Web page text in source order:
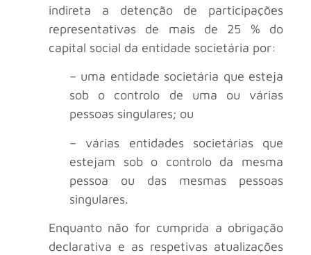
indireta a detenção de participações
representativas de mais de 25 % do
capital social da entidade societária por:
– uma entidade societária que esteja
sob o controlo de uma ou várias
pessoas singulares; ou
– várias entidades societárias que
estejam sob o controlo da mesma
pessoa ou das mesmas pessoas
singulares.
Enquanto não for cumprida a obrigação
declarativa e as respetivas atualizações